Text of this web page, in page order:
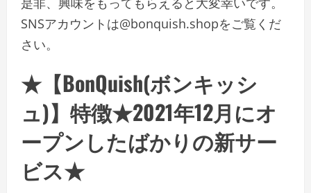
SNSアカウントは@bonquish.shopをご覧くだ
さい。
★【BonQuish(ボンキッシ
ュ)】特徴★2021年12月にオ
ープンしたばかりの新サー
ビス★